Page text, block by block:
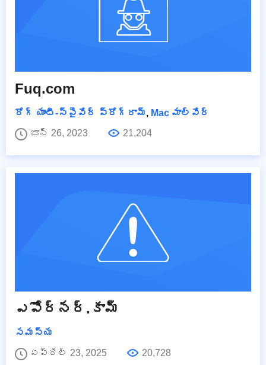
Fuq.com
రోగ్ యాంటీ-స్పైవేర్ ప్రోగ్రామ్, Mac మాల్వేర్
జూన్ 26, 2023
21,204
ఎపోర్నర్.కామ్
సమస్య
ఏప్రిల్ 23, 2025
20,728